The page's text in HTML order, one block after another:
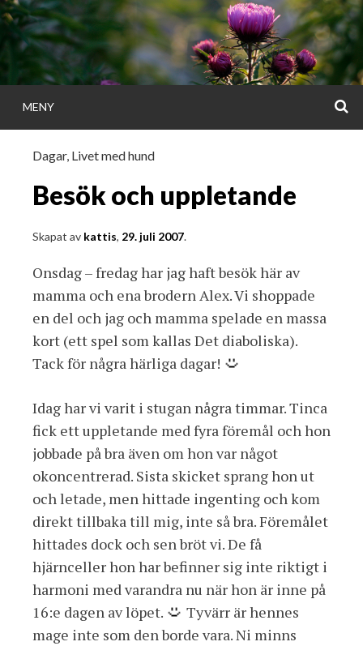
Gå
direkt
till
innehållet
i ord & bild
MENY
Dagar, Livet med hund
Besök och uppletande
Skapat av kattis, 29. juli 2007.
Onsdag – fredag har jag haft besök här av
mamma och ena brodern Alex. Vi shoppade
en del och jag och mamma spelade en massa
kort (ett spel som kallas Det diaboliska).
Tack för några härliga dagar!
Idag har vi varit i stugan några timmar. Tinca
fick ett uppletande med fyra föremål och hon
jobbade på bra även om hon var något
okoncentrerad. Sista skicket sprang hon ut
och letade, men hittade ingenting och kom
direkt tillbaka till mig, inte så bra. Föremålet
hittades dock och sen bröt vi. De få
hjärnceller hon har befinner sig inte riktigt i
harmoni med varandra nu när hon är inne på
16:e dagen av löpet.
Tyvärr är hennes
mage inte som den borde vara. Ni minns